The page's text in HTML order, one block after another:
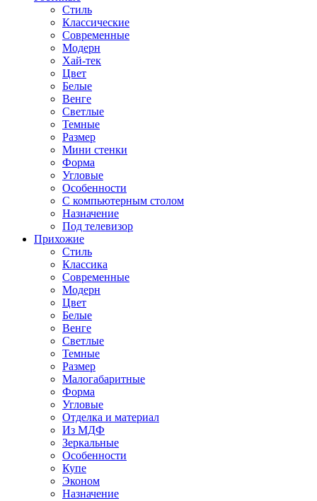
Стиль
Классические
Современные
Модерн
Хай-тек
Цвет
Белые
Венге
Светлые
Темные
Размер
Мини стенки
Форма
Угловые
Особенности
С компьютерным столом
Назначение
Под телевизор
Прихожие
Стиль
Классика
Современные
Модерн
Цвет
Белые
Венге
Светлые
Темные
Размер
Малогабаритные
Форма
Угловые
Отделка и материал
Из МДФ
Зеркальные
Особенности
Купе
Эконом
Назначение